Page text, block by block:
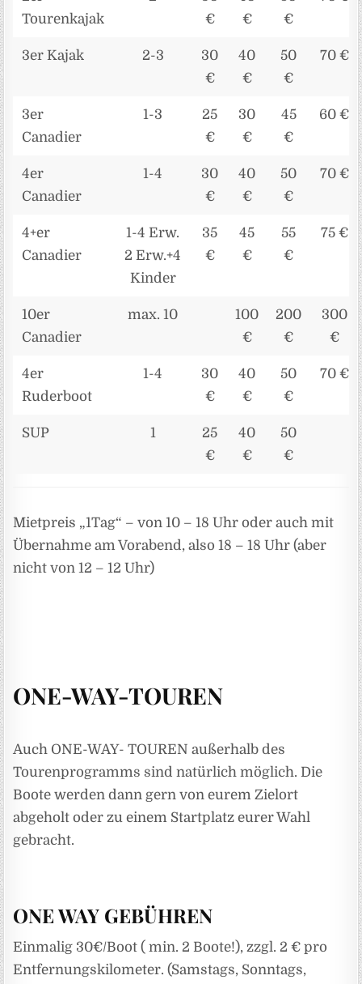
Tourenkajak
€
€
€
3er Kajak 2-3
30
€
40
€
50
€
70 €
3er
Canadier
1-3
25
€
30
€
45
€
60 €
4er
Canadier
1-4
30
€
40
€
50
€
70 €
4+er
Canadier
1-4 Erw.
2 Erw.+4
Kinder
35
€
45
€
55
€
75 €
10er
Canadier
max. 10
100
€
200
€
300
€
4er
Ruderboot
1-4
30
€
40
€
50
€
70 €
SUP 1
25
€
40
€
50
€
Mietpreis „1Tag“ – von 10 – 18 Uhr oder auch mit
Übernahme am Vorabend, also 18 – 18 Uhr (aber
nicht von 12 – 12 Uhr)
ONE-WAY-TOUREN
Auch ONE-WAY- TOUREN außerhalb des
Tourenprogramms sind natürlich möglich. Die
Boote werden dann gern von eurem Zielort
abgeholt oder zu einem Startplatz eurer Wahl
gebracht.
ONE WAY GEBÜHREN
Einmalig 30€/Boot ( min. 2 Boote!), zzgl. 2 € pro
Entfernungskilometer. (Samstags, Sonntags,